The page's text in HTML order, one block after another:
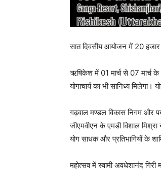
सात दिवसीय आयोजन में 20
ऋषिकेश में 01 मार्च से 07 मार्च के
योगाचार्य का भी सानिध्य मिलेगा।
गढ़वाल मण्डल विकास निगम और
जीएमवीएन के एमडी विशाल
योग साधक और प्रतिभागियों के
महोत्सव में स्वामी अवधेशानंद गिरी